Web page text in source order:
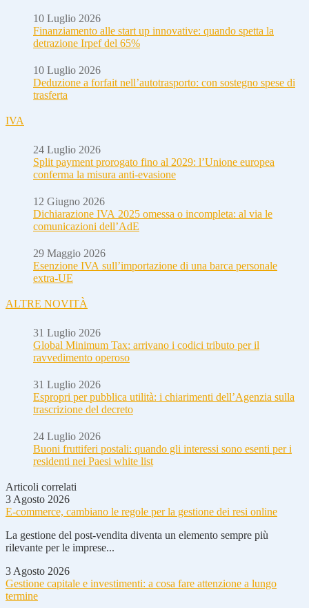
10 Luglio 2026
Finanziamento alle start up innovative: quando spetta la
detrazione Irpef del 65%
10 Luglio 2026
Deduzione a forfait nell’autotrasporto: con sostegno spese di
trasferta
IVA
24 Luglio 2026
Split payment prorogato fino al 2029: l’Unione europea
conferma la misura anti-evasione
12 Giugno 2026
Dichiarazione IVA 2025 omessa o incompleta: al via le
comunicazioni dell’AdE
29 Maggio 2026
Esenzione IVA sull’importazione di una barca personale
extra-UE
ALTRE NOVITÀ
31 Luglio 2026
Global Minimum Tax: arrivano i codici tributo per il
ravvedimento operoso
31 Luglio 2026
Espropri per pubblica utilità: i chiarimenti dell’Agenzia sulla
trascrizione del decreto
24 Luglio 2026
Buoni fruttiferi postali: quando gli interessi sono esenti per i
residenti nei Paesi white list
Articoli correlati
3 Agosto 2026
E-commerce, cambiano le regole per la gestione dei resi online
La gestione del post-vendita diventa un elemento sempre più
rilevante per le imprese...
3 Agosto 2026
Gestione capitale e investimenti: a cosa fare attenzione a lungo
termine